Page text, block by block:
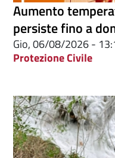
Aumento
persiste fino a
Gio, 06/08/2026 -
Protezione Civile